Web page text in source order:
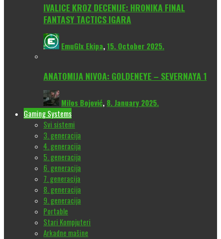
IVALICE KROZ DECENIJE: HRONIKA FINAL
FANTASY TACTICS IGARA
EmuGlx Ekipa,15. October 2025.
ANATOMIJA NIVOA: GOLDENEYE – SEVERNAYA 1
Milos Bojović, 8. January 2025.
Gaming Systems
Svi sistemi
3. generacija
4. generacija
5. generacija
6. generacija
7. generacija
8. generacija
9. generacija
Portable
Stari Kompjuteri
Arkadne mašine